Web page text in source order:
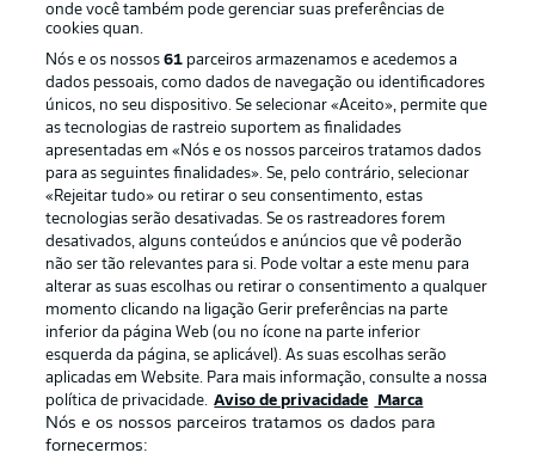
Publicidade Avisos legais
Gerir preferências Aviso de privacidade
Trabalhe conosco
Marca Contato
Jogadores
onde você também pode gerenciar suas preferências de
cookies quan.
Nós e os nossos61 parceiros armazenamos e acedemos a
dados pessoais, como dados de navegação ou identificadores
únicos, no seu dispositivo. Se selecionar «Aceito», permite que
as tecnologias de rastreio suportem as finalidades
apresentadas em «Nós e os nossos parceiros tratamos dados
para as seguintes finalidades». Se, pelo contrário, selecionar
«Rejeitar tudo» ou retirar o seu consentimento, estas
tecnologias serão desativadas. Se os rastreadores forem
desativados, alguns conteúdos e anúncios que vê poderão
não ser tão relevantes para si. Pode voltar a este menu para
alterar as suas escolhas ou retirar o consentimento a qualquer
momento clicando na ligação Gerir preferências na parte
inferior da página Web (ou no ícone na parte inferior
esquerda da página, se aplicável). As suas escolhas serão
aplicadas em Website. Para mais informação, consulte a nossa
política de privacidade. Aviso de privacidade Marca
Nós e os nossos parceiros tratamos os dados para
fornecermos: